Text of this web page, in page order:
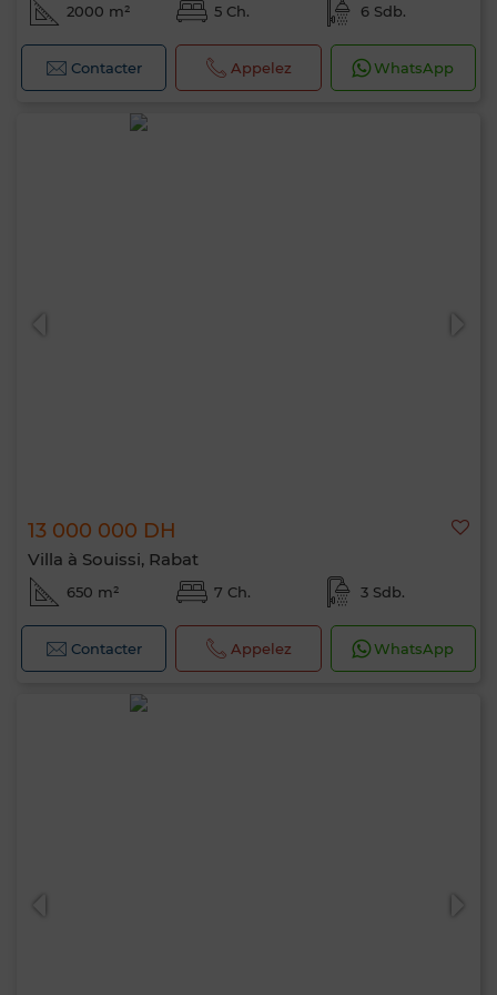
2000 m² 5 Ch. 6 Sdb.
Contacter Appelez WhatsApp
13 000 000 DH
Villa à Souissi, Rabat
650 m² 7 Ch. 3 Sdb.
Contacter Appelez WhatsApp